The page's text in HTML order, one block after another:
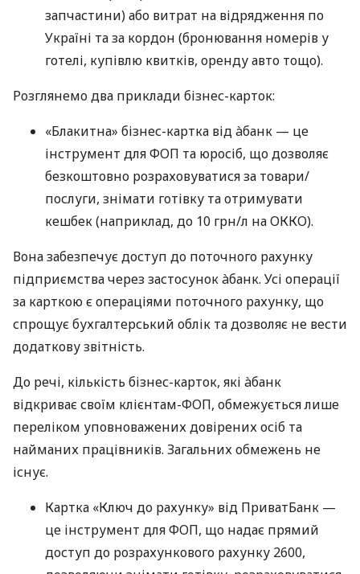
запчастини) або витрат на відрядження по
Україні та за кордон (бронювання номерів у
готелі, купівлю квитків, оренду авто тощо).
Розглянемо два приклади бізнес-карток:
«Блакитна» бізнес-картка від àбанк — це
інструмент для ФОП та юросіб, що дозволяє
безкоштовно розраховуватися за товари/
послуги, знімати готівку та отримувати
кешбек (наприклад, до 10 грн/л на ОККО).
Вона забезпечує доступ до поточного рахунку
підприємства через застосунок àбанк. Усі операції
за карткою є операціями поточного рахунку, що
спрощує бухгалтерський облік та дозволяє не вести
додаткову звітність.
До речі, кількість бізнес-карток, які àбанк
відкриває своїм клієнтам-ФОП, обмежується лише
переліком уповноважених довірених осіб та
найманих працівників. Загальних обмежень не
існує.
Картка «Ключ до рахунку» від ПриватБанк —
це інструмент для ФОП, що надає прямий
доступ до розрахункового рахунку 2600,